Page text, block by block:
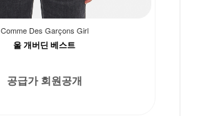
Comme Des Garçons Girl
울 개버딘 베스트
공급가 회원공개